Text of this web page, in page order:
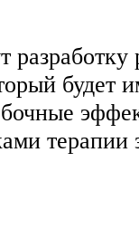
будет
терапии